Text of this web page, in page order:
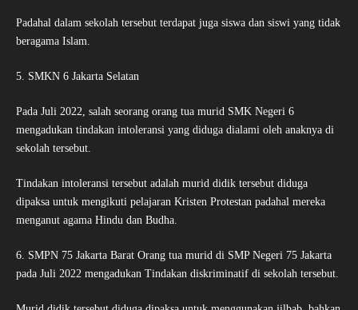
Padahal dalam sekolah tersebut terdapat juga siswa dan siswi yang tidak
beragama Islam.
5. SMKN 6 Jakarta Selatan
Pada Juli 2022, salah seorang orang tua murid SMK Negeri 6
mengadukan tindakan intoleransi yang diduga dialami oleh anaknya di
sekolah tersebut.
Tindakan intoleransi tersebut adalah murid didik tersebut diduga
dipaksa untuk mengikuti pelajaran Kristen Protestan padahal mereka
menganut agama Hindu dan Budha.
6. SMPN 75 Jakarta Barat Orang tua murid di SMP Negeri 75 Jakarta
pada Juli 2022 mengadukan Tindakan diskriminatif di sekolah tersebut.